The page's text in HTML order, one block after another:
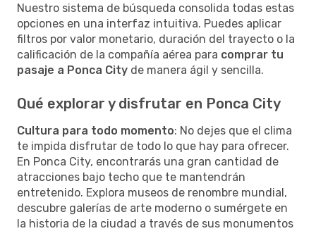
Nuestro sistema de búsqueda consolida todas estas
opciones en una interfaz intuitiva. Puedes aplicar
filtros por valor monetario, duración del trayecto o la
calificación de la compañía aérea para comprar tu
pasaje a Ponca City de manera ágil y sencilla.
Qué explorar y disfrutar en Ponca City
Cultura para todo momento: No dejes que el clima
te impida disfrutar de todo lo que hay para ofrecer.
En Ponca City, encontrarás una gran cantidad de
atracciones bajo techo que te mantendrán
entretenido. Explora museos de renombre mundial,
descubre galerías de arte moderno o sumérgete en
la historia de la ciudad a través de sus monumentos